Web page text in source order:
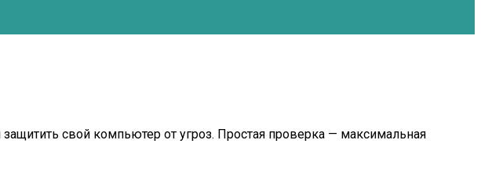
свой компьютер от угроз. Простая проверка — максимальная